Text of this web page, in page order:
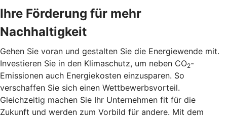
Ihre Förderung für mehr
Nachhaltigkeit
Gehen Sie voran und gestalten Sie die Energiewende mit.
Investieren Sie in den Klimaschutz, um neben CO2-
Emissionen auch Energiekosten einzusparen. So
verschaffen Sie sich einen Wettbewerbsvorteil.
Gleichzeitig machen Sie Ihr Unternehmen fit für die
Zukunft und werden zum Vorbild für andere. Mit dem